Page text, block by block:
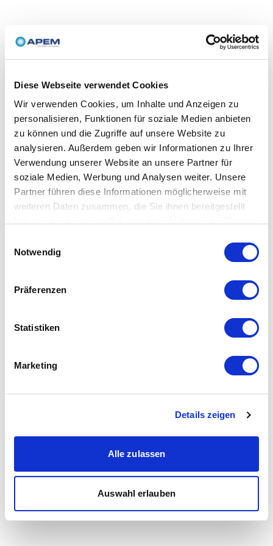
Diese Webseite verwendet Cookies
Wir verwenden Cookies, um Inhalte und Anzeigen zu
personalisieren, Funktionen für soziale Medien anbieten
zu können und die Zugriffe auf unsere Website zu
analysieren. Außerdem geben wir Informationen zu Ihrer
Verwendung unserer Website an unsere Partner für
soziale Medien, Werbung und Analysen weiter. Unsere
Partner führen diese Informationen möglicherweise mit
weiteren Daten zusammen, die Sie ihnen bereitgestellt
Notwendig
Präferenzen
Statistiken
Marketing
Details zeigen
Alle zulassen
Auswahl erlauben